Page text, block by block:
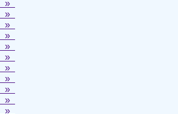
»
»
»
»
»
»
»
»
»
»
»